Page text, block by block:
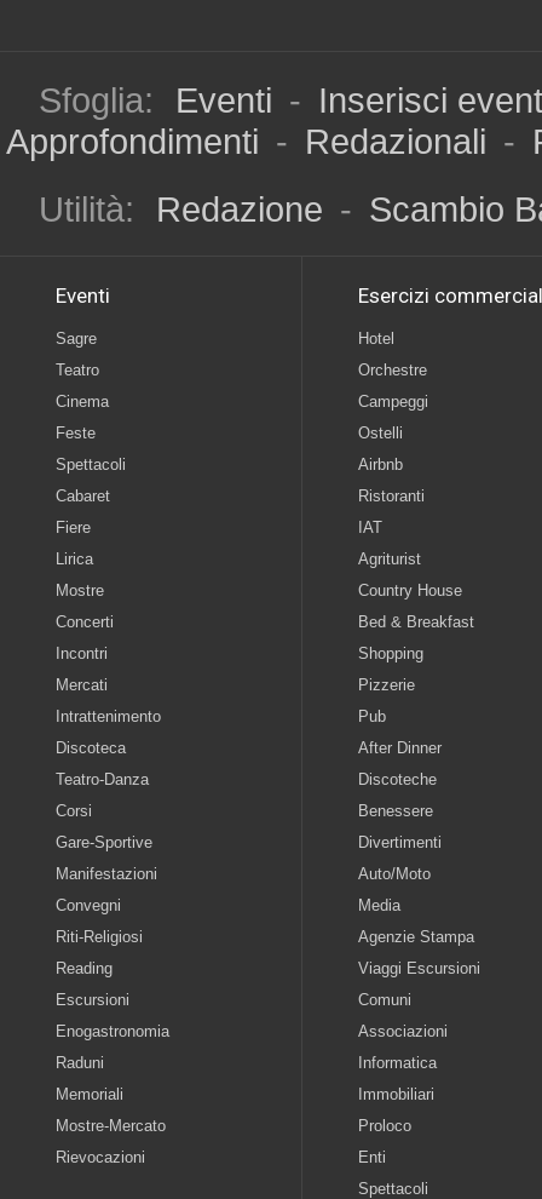
Sfoglia: Eventi - Inserisci
Approfondimenti - Redazionali -
Utilità:
Redazione - Scambio
Eventi
Sagre
Teatro
Cinema
Feste
Spettacoli
Cabaret
Fiere
Lirica
Mostre
Concerti
Incontri
Mercati
Intrattenimento
Discoteca
Teatro-Danza
Corsi
Gare-Sportive
Manifestazioni
Convegni
Riti-Religiosi
Reading
Escursioni
Enogastronomia
Raduni
Memoriali
Mostre-Mercato
Rievocazioni
Esercizi
Hotel
Orchestre
Campeggi
Ostelli
Airbnb
Ristoranti
IAT
Agriturist
Country House
Bed & Breakfast
Shopping
Pizzerie
Pub
After Dinner
Discoteche
Benessere
Divertimenti
Auto/Moto
Media
Agenzie Stampa
Viaggi Escursioni
Comuni
Associazioni
Informatica
Immobiliari
Proloco
Enti
Spettacoli